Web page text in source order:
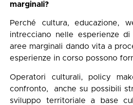
marginali?
Perché cultura, educazione,
intrecciano nelle esperienze
aree marginali dando vita a
esperienze in corso possono
Operatori culturali, policy
confronto, anche su possibili
sviluppo territoriale a base